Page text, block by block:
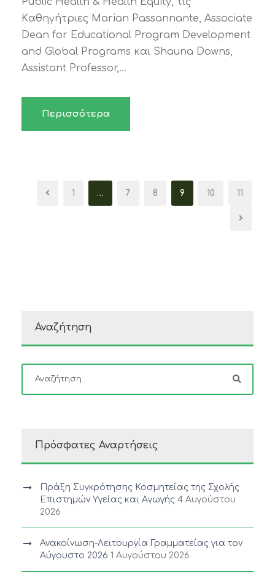
Kαθηγήτριες Marian Passannante, Associate
Dean for Educational Program Development
and Global Programs και Shauna Downs,
Assistant Professor,...
Περισσότερα
1 … 7 8 9 10 11
Αναζήτηση
Πρόσφατες Αναρτήσεις
Πράξη Συγκρότησης Κοσμητείας της Σχολής
Επιστημών Υγείας και Αγωγής 4 Αυγούστου
2026
Ανακοίνωση-Λειτουργία Γραμματείας για τον
Αύγουστο 2026 1 Αυγούστου 2026